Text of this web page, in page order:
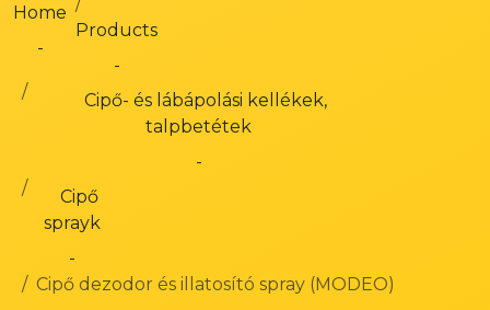
Home
Products
Cipő- és lábápolási kellékek,
talpbetétek
Cipő
sprayk
Cipő dezodor és illatosító spray (MODEO)